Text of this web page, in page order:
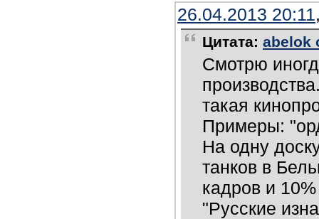
26.04.2013 20:11
Цитата: abelok
Смотрю
такая
Примеры:
На одну
танков в
кадров и
"Русские